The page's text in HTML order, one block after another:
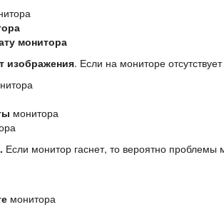
монитора
изображения. Если на мониторе
монитора
Если монитор гаснет, то вероятно проблемы
монитора